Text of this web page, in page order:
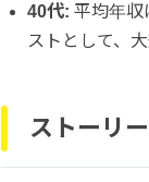
40代: 平均年収
ストとして、
ストーリ